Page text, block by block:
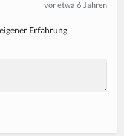
vor etwa 6 Jahren
Erfahrung